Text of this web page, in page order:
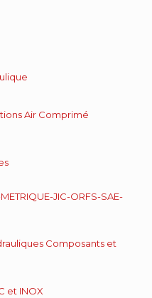
Air Comprimé
JIC-ORFS-SAE-
Composants et
et INOX